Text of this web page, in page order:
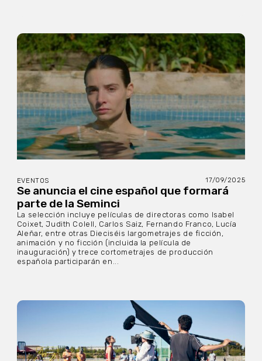
EVENTOS 17/09/2025
Se anuncia el cine español que formará
parte de la Seminci
La selección incluye películas de directoras como Isabel
Coixet, Judith Colell, Carlos Saiz, Fernando Franco, Lucía
Aleñar, entre otras Dieciséis largometrajes de ficción,
animación y no ficción (incluida la película de
inauguración) y trece cortometrajes de producción
española participarán en...